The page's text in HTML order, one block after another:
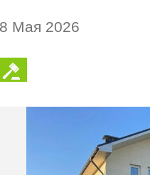
Мая 2026